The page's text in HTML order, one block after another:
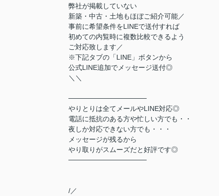
弊社が掲載していない
新築・中古・土地もほぼご紹介可能／
事前に希望条件をLINEで送付すれば
初めての内覧時に複数比較できるよう
ご対応致します／
※下記タブの「LINE」ボタンから
公式LINE追加でメッセージ送付◎
＼＼
────────────────
やりとりは全てメールやLINE対応◎
電話に抵抗のある方や忙しい方でも・・
夜しか対応できない方でも・・・
メッセージが残るから
やり取りがスムーズだと好評です◎
────────────────
/／